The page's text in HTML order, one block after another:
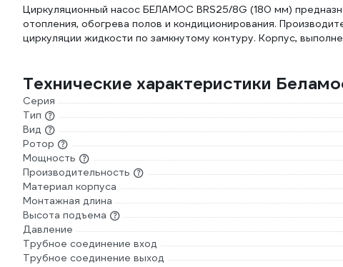
Циркуляционный насос БЕЛАМОС BRS25/8G (180 мм)
отопления, обогрева полов и кондиционирования.
циркуляции жидкости по замкнутому контуру. Корпус,
Технические характеристики
Серия
Тип
Вид
Ротор
Мощность
Производительность
Материал корпуса
Монтажная длина
Высота подъема
Давление
Трубное соединение вход
Трубное соединение выход